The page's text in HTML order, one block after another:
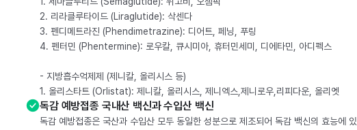
2. 리라클루타이드 (Liraglutide): 삭센다
3. 펜디메트라진 (Phendimetrazine): 디어트, 페닝, 푸링
4. 펜터민 (Phentermine): 로우칼, 큐시미아, 휴터민세미, 디에타민, 아디펙스
- 지방흡수억제제 (제니칼, 올리시스 등)
1. 올리스타트 (Orlistat): 제니칼, 올리시스, 제니엑스,제니로우,리피다운, 올리엣
독감 예방접종 국내산 백신과 수입산 백신
독감 예방접종은 국산과 수입산 모두 동일한 성분으로 제조되어 독감 백신의 효능에